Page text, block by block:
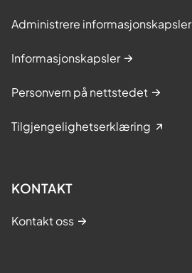
Administrere informasjonskapsler
Informasjonskapsler
Personvern på nettstedet
Tilgjengelighetserklæring
KONTAKT
Kontakt oss